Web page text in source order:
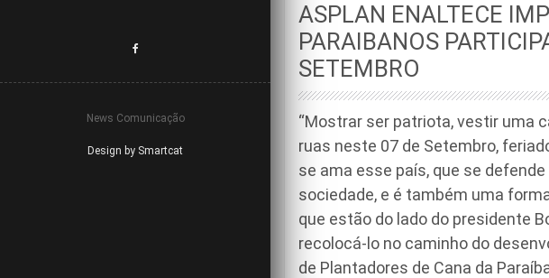
News Comunicação
Design by Smartcat
ASPLAN ENALTECE
PARAIBANOS
SETEMBRO
“Mostrar ser patriota, vestir uma
ruas neste 07 de Setembro,
se ama esse país, que se
sociedade, e é também uma
que estão do lado do presidente
recolocá-lo no caminho do
de Plantadores de Cana da